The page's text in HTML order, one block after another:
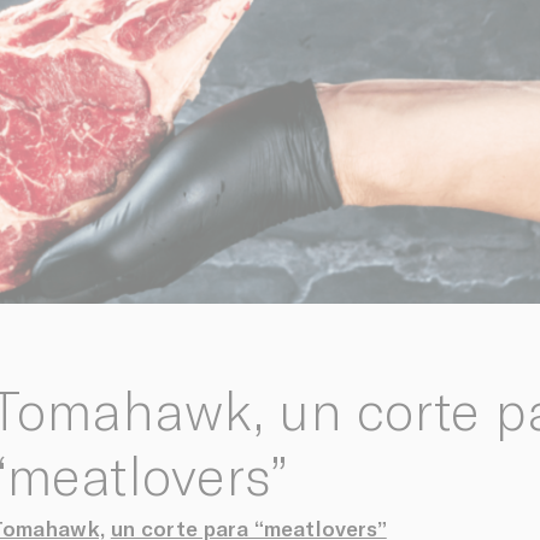
un corte
un corte para “meatlovers”